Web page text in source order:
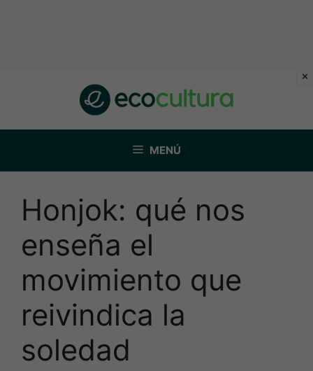
MENÚ
Honjok: qué nos
enseña el
movimiento que
reivindica la
soledad